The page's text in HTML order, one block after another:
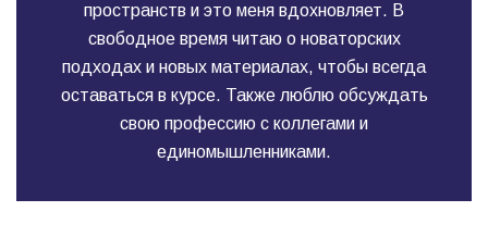
пространств и это меня вдохновляет. В
свободное время читаю о новаторских
подходах и новых материалах, чтобы всегда
оставаться в курсе. Также люблю обсуждать
свою профессию с коллегами и
единомышленниками.